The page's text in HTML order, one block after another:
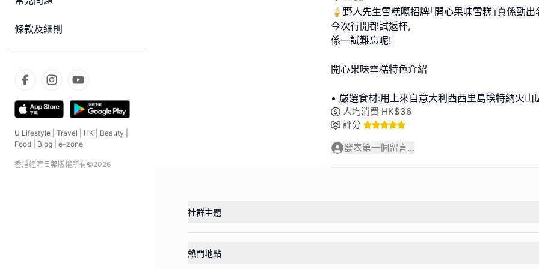
條款及細則
U Lifestyle Travel HK Beauty
Food
Blog e-zone
香港經濟日報版權所有©2026
🍦野人先生雪糕嘅招牌｢開心果味雪糕｣真係勁出
今次行開都試返杯,
係一試難忘呢!
開心果味雪糕特色介紹
• 嚴選食材:用上來自意大利西西里島埃特納火山
人均消費 HK$36
評分
發表第一個留言...
社群主題
熱門地點